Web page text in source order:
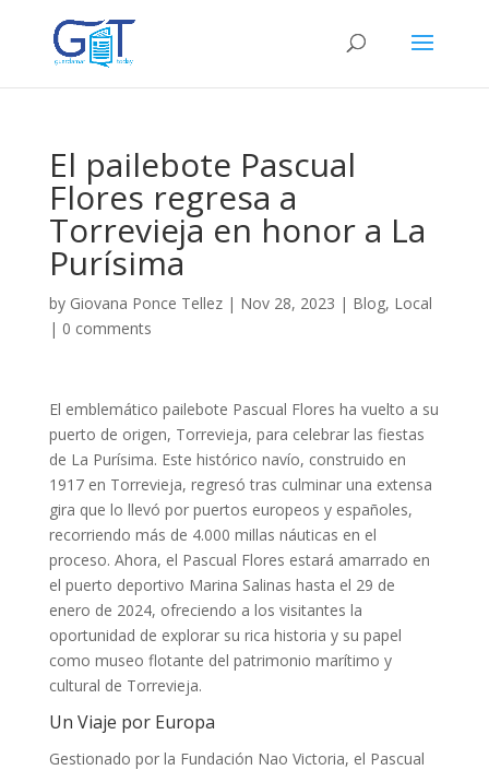
El pailebote Pascual
Flores regresa a
Torrevieja en honor a La
Purísima
by Giovana Ponce Tellez| Nov 28, 2023 | Blog, Local
| 0 comments
El emblemático pailebote Pascual Flores ha vuelto a su
puerto de origen, Torrevieja, para celebrar las fiestas
de La Purísima. Este histórico navío, construido en
1917 en Torrevieja, regresó tras culminar una extensa
gira que lo llevó por puertos europeos y españoles,
recorriendo más de 4.000 millas náuticas en el
proceso. Ahora, el Pascual Flores estará amarrado en
el puerto deportivo Marina Salinas hasta el 29 de
enero de 2024, ofreciendo a los visitantes la
oportunidad de explorar su rica historia y su papel
como museo flotante del patrimonio marítimo y
cultural de Torrevieja.
Un Viaje por Europa
Gestionado por la Fundación Nao Victoria, el Pascual